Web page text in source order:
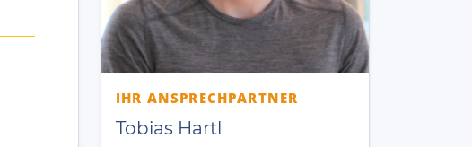
IHR ANSPRECHPARTNER
Tobias Hartl